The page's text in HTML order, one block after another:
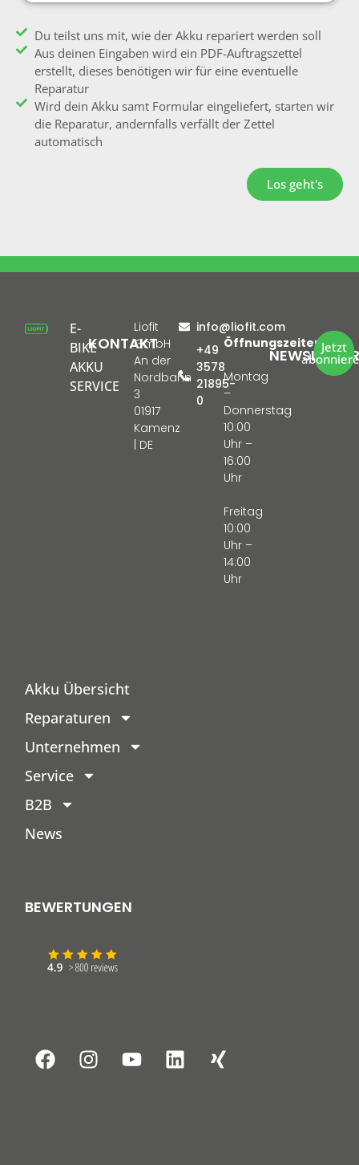
Du teilst uns mit, wie der Akku repariert werden soll
Aus deinen Eingaben wird ein PDF-Auftragszettel
erstellt, dieses benötigen wir für eine eventuelle
Reparatur
Wird dein Akku samt Formular eingeliefert, starten wir
die Reparatur, andernfalls verfällt der Zettel
automatisch
Los geht's
E-
BIKE
AKKU
SERVICE
KONTAKT
Liofit
GmbH
An der
Nordbahn
3
01917
Kamenz
| DE
info@liofit.com
+49
3578
21895-
0
Öffnungszeiten:
Montag
–
Donnerstag
10:00
Uhr –
16:00
Uhr
Freitag
10:00
Uhr –
14:00
Uhr
NEWSLETTER
Jetzt
Akku Übersicht
Reparaturen
Unternehmen
Service
B2B
News
BEWERTUNGEN